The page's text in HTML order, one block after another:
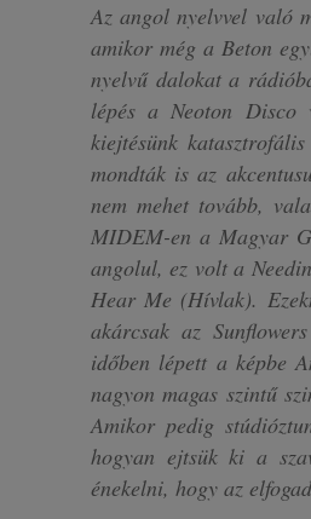
Az angol nyelvvel való
amikor még a Beton
nyelvű dalokat a
lépés a Neoton
kiejtésünk
mondták is az
nem mehet tovább,
MIDEM-en a Magyar
angolul, ez volt a
Hear Me (Hívlak).
akárcsak az
időben lépett a képbe
nagyon magas szintű
Amikor pedig
hogyan ejtsük ki a
énekelni, hogy az